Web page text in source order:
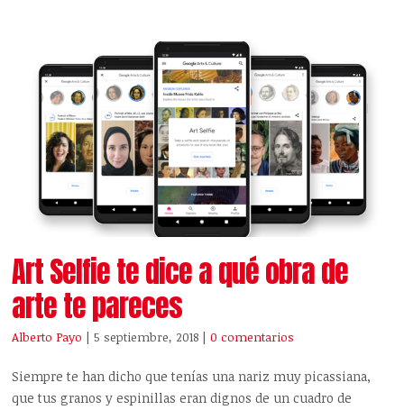
Art Selfie te dice a qué obra de
arte te pareces
Alberto Payo | 5 septiembre, 2018 |0 comentarios
Siempre te han dicho que tenías una nariz muy picassiana,
que tus granos y espinillas eran dignos de un cuadro de